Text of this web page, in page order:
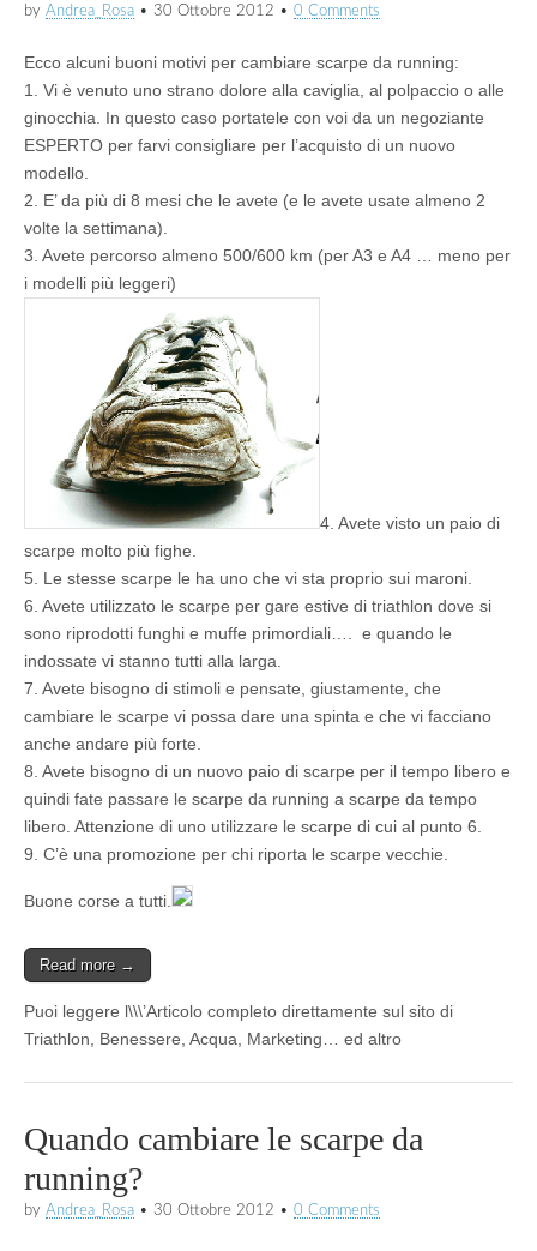
by Andrea_Rosa • 30 Ottobre 2012 • 0 Comments
Ecco alcuni buoni motivi per cambiare scarpe da running:
1. Vi è venuto uno strano dolore alla caviglia, al polpaccio o alle
ginocchia. In questo caso portatele con voi da un negoziante
ESPERTO per farvi consigliare per l’acquisto di un nuovo
modello.
2. E’ da più di 8 mesi che le avete (e le avete usate almeno 2
volte la settimana).
3. Avete percorso almeno 500/600 km (per A3 e A4 … meno per
i modelli più leggeri)
4. Avete visto un paio di
scarpe molto più fighe.
5. Le stesse scarpe le ha uno che vi sta proprio sui maroni.
6. Avete utilizzato le scarpe per gare estive di triathlon dove si
sono riprodotti funghi e muffe primordiali…. e quando le
indossate vi stanno tutti alla larga.
7. Avete bisogno di stimoli e pensate, giustamente, che
cambiare le scarpe vi possa dare una spinta e che vi facciano
anche andare più forte.
8. Avete bisogno di un nuovo paio di scarpe per il tempo libero e
quindi fate passare le scarpe da running a scarpe da tempo
libero. Attenzione di uno utilizzare le scarpe di cui al punto 6.
9. C’è una promozione per chi riporta le scarpe vecchie.
Buone corse a tutti.
Read more →
Puoi leggere l\\\’Articolo completo direttamente sul sito di
Triathlon, Benessere, Acqua, Marketing… ed altro
Quando cambiare le scarpe da
running?
by Andrea_Rosa • 30 Ottobre 2012 • 0 Comments